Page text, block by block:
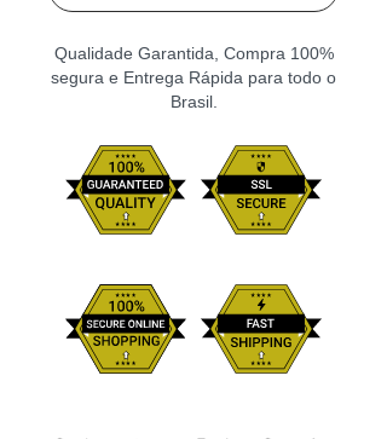
Qualidade Garantida, Compra 100%
segura e Entrega Rápida para todo o
Brasil.